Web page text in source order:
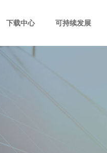
下载中心 可持续发展